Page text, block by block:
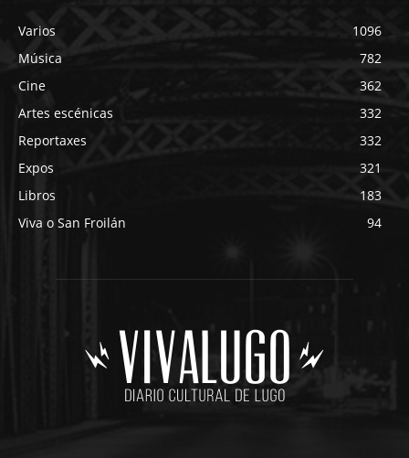
Varios
1096
Música
782
Cine
362
Artes escénicas
332
Reportaxes
332
Expos
321
Libros
183
Viva o San Froilán
94